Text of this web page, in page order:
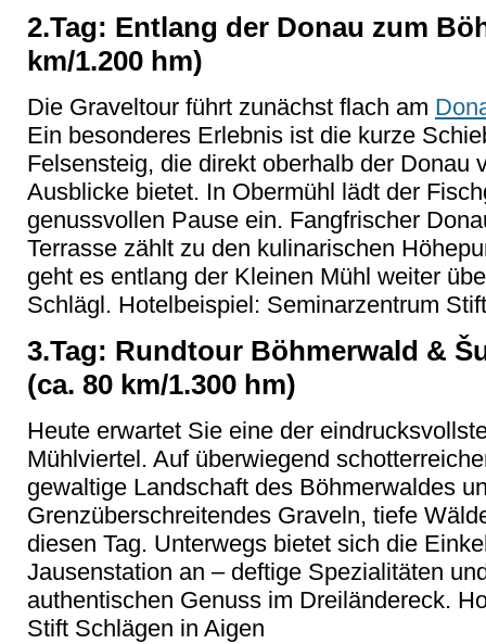
2.Tag: Entlang der Donau zum
km/1.200 hm)
Die Graveltour führt zunächst flach am
Ein besonderes Erlebnis ist die kurze
Felsensteig, die direkt oberhalb der Donau
Ausblicke bietet. In Obermühl lädt der
genussvollen Pause ein. Fangfrischer
Terrasse zählt zu den kulinarischen
geht es entlang der Kleinen Mühl weiter
Schlägl. Hotelbeispiel: Seminarzentrum
3.Tag: Rundtour Böhmerwald &
(ca. 80 km/1.300 hm)
Heute erwartet Sie eine der
Mühlviertel. Auf überwiegend
gewaltige Landschaft des Böhmerwaldes
Grenzüberschreitendes Graveln, tiefe
diesen Tag. Unterwegs bietet sich die
Jausenstation an – deftige Spezialitäten
authentischen Genuss im Dreiländereck.
Stift Schlägen in Aigen